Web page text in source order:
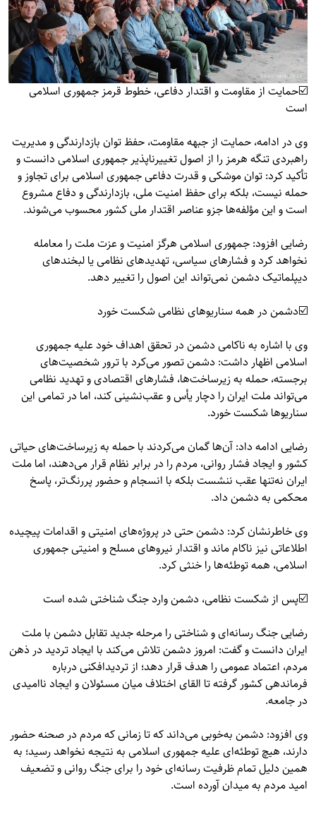
☑️حمایت از مقاومت و اقتدار دفاعی، خطوط قرمز جمهوری اسلامی
است
وی در ادامه، حمایت از جبهه مقاومت، حفظ توان بازدارندگی و مدیریت
راهبردی تنگه هرمز را از اصول تغییرناپذیر جمهوری اسلامی دانست و
تأکید کرد: توان موشکی و قدرت دفاعی جمهوری اسلامی برای تجاوز و
حمله نیست، بلکه برای حفظ امنیت ملی، بازدارندگی و دفاع مشروع
است و این مؤلفه‌ها جزو عناصر اقتدار ملی کشور محسوب می‌شوند.
رضایی افزود: جمهوری اسلامی هرگز امنیت و عزت ملت را معامله
نخواهد کرد و فشارهای سیاسی، تهدیدهای نظامی یا لبخندهای
دیپلماتیک دشمن نمی‌تواند این اصول را تغییر دهد.
☑️دشمن در همه سناریوهای نظامی شکست خورد
وی با اشاره به ناکامی دشمن در تحقق اهداف خود علیه جمهوری
اسلامی اظهار داشت: دشمن تصور می‌کرد با ترور شخصیت‌های
برجسته، حمله به زیرساخت‌ها، فشارهای اقتصادی و تهدید نظامی
می‌تواند ملت ایران را دچار یأس و عقب‌نشینی کند، اما در تمامی این
سناریوها شکست خورد.
رضایی ادامه داد: آن‌ها گمان می‌کردند با حمله به زیرساخت‌های حیاتی
کشور و ایجاد فشار روانی، مردم را در برابر نظام قرار می‌دهند، اما ملت
ایران نه‌تنها عقب ننشست بلکه با انسجام و حضور پررنگ‌تر، پاسخ
محکمی به دشمن داد.
وی خاطرنشان کرد: دشمن حتی در پروژه‌های امنیتی و اقدامات پیچیده
اطلاعاتی نیز ناکام ماند و اقتدار نیروهای مسلح و امنیتی جمهوری
اسلامی، همه توطئه‌ها را خنثی کرد.
☑️پس از شکست نظامی، دشمن وارد جنگ شناختی شده است
رضایی جنگ رسانه‌ای و شناختی را مرحله جدید تقابل دشمن با ملت
ایران دانست و گفت: امروز دشمن تلاش می‌کند با ایجاد تردید در ذهن
مردم، اعتماد عمومی را هدف قرار دهد؛ از تردیدافکنی درباره
فرماندهی کشور گرفته تا القای اختلاف میان مسئولان و ایجاد ناامیدی
در جامعه.
وی افزود: دشمن به‌خوبی می‌داند که تا زمانی که مردم در صحنه حضور
دارند، هیچ توطئه‌ای علیه جمهوری اسلامی به نتیجه نخواهد رسید؛ به
همین دلیل تمام ظرفیت رسانه‌ای خود را برای جنگ روانی و تضعیف
امید مردم به میدان آورده است.